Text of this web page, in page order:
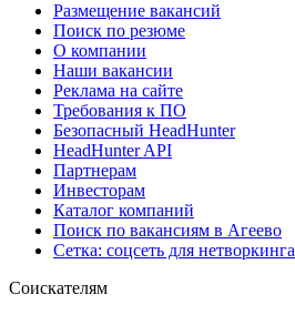
Размещение вакансий
Поиск по резюме
О компании
Наши вакансии
Реклама на сайте
Требования к ПО
Безопасный HeadHunter
HeadHunter API
Партнерам
Инвесторам
Каталог компаний
Поиск по вакансиям в Агеево
Сетка: соцсеть для нетворкинга
Соискателям